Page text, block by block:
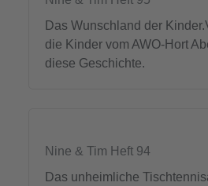
Das Wunschland der
die Kinder vom AWO-Hort
diese Geschichte.
Nine & Tim Heft 94
Das unheimliche